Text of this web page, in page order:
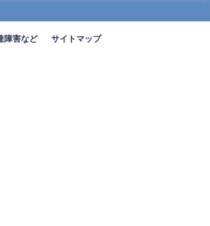
障害など サイトマップ